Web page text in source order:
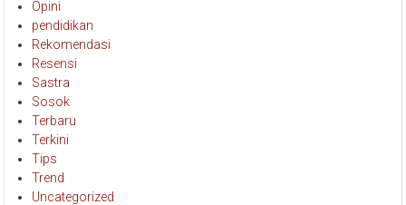
pendidikan
Rekomendasi
Resensi
Sastra
Sosok
Terbaru
Terkini
Tips
Trend
Uncategorized
Uraian